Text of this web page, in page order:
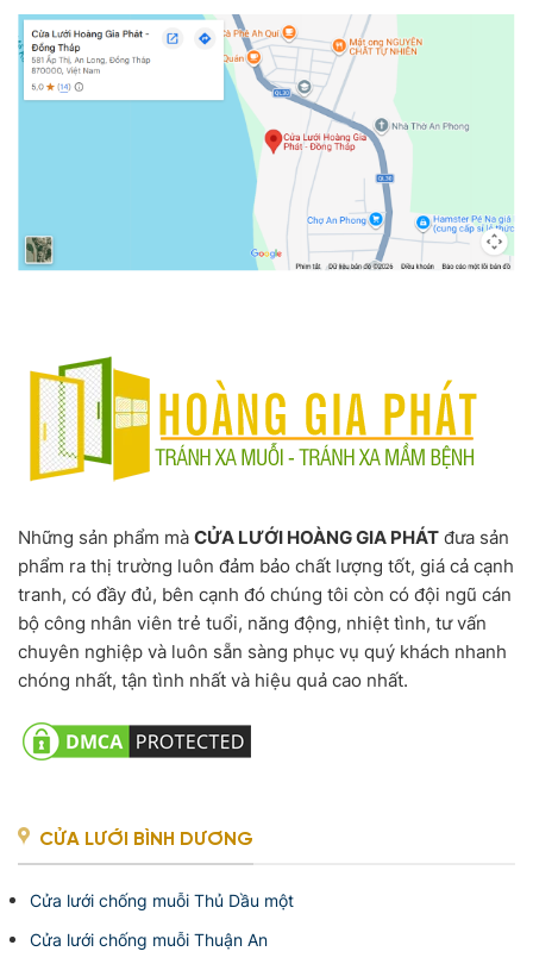
Những sản phẩm mà CỬA LƯỚI HOÀNG GIA PHÁT đưa sản
phẩm ra thị trường luôn đảm bảo chất lượng tốt, giá cả cạnh
tranh, có đầy đủ, bên cạnh đó chúng tôi còn có đội ngũ cán
bộ công nhân viên trẻ tuổi, năng động, nhiệt tình, tư vấn
chuyên nghiệp và luôn sẵn sàng phục vụ quý khách nhanh
chóng nhất, tận tình nhất và hiệu quả cao nhất.
CỬA LƯỚI BÌNH DƯƠNG
Cửa lưới chống muỗi Thủ Dầu một
Cửa lưới chống muỗi Thuận An